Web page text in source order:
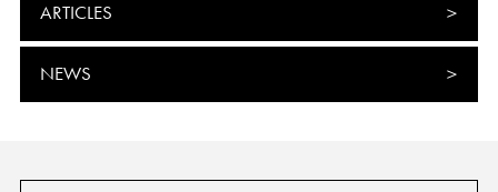
ARTICLES
NEWS